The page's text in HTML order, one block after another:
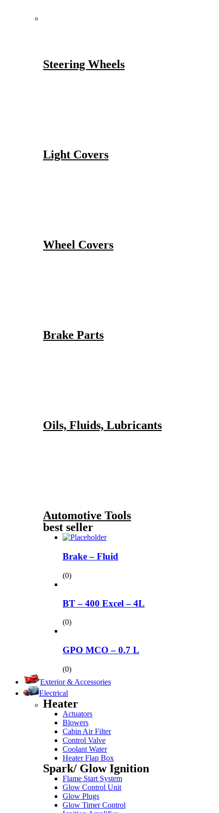
Steering Wheels
Light Covers
Wheel Covers
Brake Parts
Oils, Fluids, Lubricants
Automotive Tools
best seller
Brake – Fluid
(0)
BT – 400 Excel – 4L
(0)
GPO MCO – 0.7 L
(0)
Exterior & Accessories
Electrical
Heater
Actuators
Blowers
Cabin Air Filter
Control Valve
Coolant Water
Heater Flap Box
Spark/ Glow Ignition
Flame Start System
Glow Control Unit
Glow Plugs
Glow Timer Control